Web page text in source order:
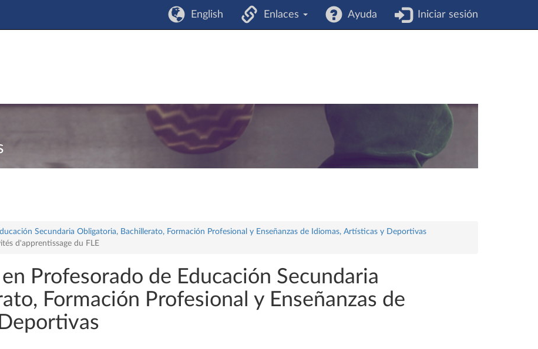
English Enlaces Ayuda Iniciar sesión
Secundaria Obligatoria, Bachillerato, Formación Profesional y Enseñanzas de Idiomas, Artísticas y Deportivas
d'apprentissage du FLE
Profesorado de Educación Secundaria
Formación Profesional y Enseñanzas de